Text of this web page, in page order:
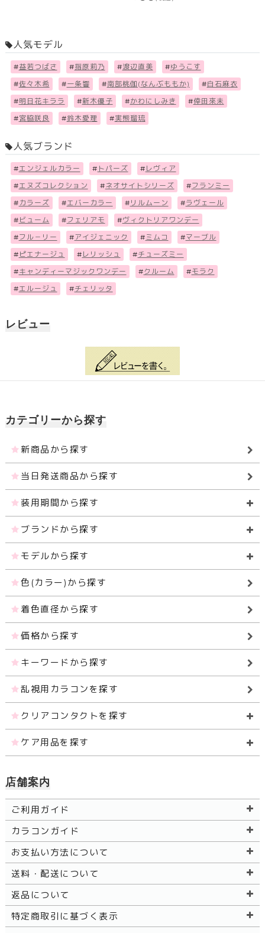
人気モデル
#益若つばさ #指原莉乃 #渡辺直美 #ゆうこす
#佐々木希 #一条響 #南部桃伽(なんぶももか) #白石麻衣
#明日花キララ #新木優子 #かわにしみき #倖田來未
#宮脇咲良 #鈴木愛理 #実熊瑠琉
人気ブランド
#エンジェルカラー # トパーズ # レヴィア
#エヌズコレクション #ネオサイトシリーズ #フランミー
# カラーズ #エバーカラー # リルムーン #ラヴェール
# ビューム #フェリアモ #ヴィクトリアワンデー
#フル－リー #アイジェニック #ミムコ #マーブル
# ピエナージュ # レリッシュ #チューズミー
#キャンディーマジックワンデー #クルーム #モラク
#エルージュ #チェリッタ
レビュー
カテゴリーから探す
新商品から探す
当日発送商品から探す
装用期間から探す
ブランドから探す
モデルから探す
色(カラー)から探す
着色直径から探す
価格から探す
キーワードから探す
乱視用カラコンを探す
クリアコンタクトを探す
ケア用品を探す
店舗案内
ご利用ガイド
カラコンガイド
お支払い方法について
送料・配送について
返品について
特定商取引に基づく表示